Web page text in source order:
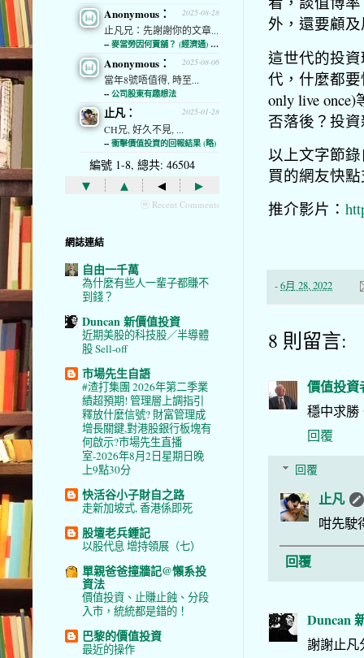
外，還要顧
這世代的投
代，什麼都
only live
否落後？投
以上文字節
買的網友快
推介影片：
-6月 28, 2022
8 則留言:
價值投資
穩中求勝
回覆
回覆
止凡
咁先駛
回覆
Duncan
謝謝止凡
2025-08-28
Anonymous：
止凡兄：先謝謝你的文章...
-- 麥當勞因何賣舖？ (經濟通) (略)
2025-08-06
Anonymous：
當年8號唔值得, 時至...
-- 公司股東有趣想法
2025-01-28
止凡：
CH兄, 好久不見, ...
-- 衝擊價值投資的回報結果 (略)
編號 1-8, 總共: 46504
▾ ▴ ◂ ▸
ⓦ Recent Comments
網誌連結
自由一千萬
為什麼有些人一輩子都賺不
到錢？
Duncan 新價值投資
近期美股的科技股／半導體
股 Sell-off
市場先生自語
#渣打集團 2026年第二季業
績超預期! 管理層上調指引
釋放什麼信號? 財富管理成
增長關鍵,對港股銀行板塊有
何啟示?市場先生直播
室-2026年8月2日星期日晚
上9點30分
快活谷小子財自之路
走新加坡式, 香港係即死
股壇老兵鍾記
以股代息 增持領展（七）
單親爸爸撞牆記@懶系投
資法
價值投資、止賺止蝕、分段
入市，統統都是錯的！
巴黎的價值投資
最近的操作